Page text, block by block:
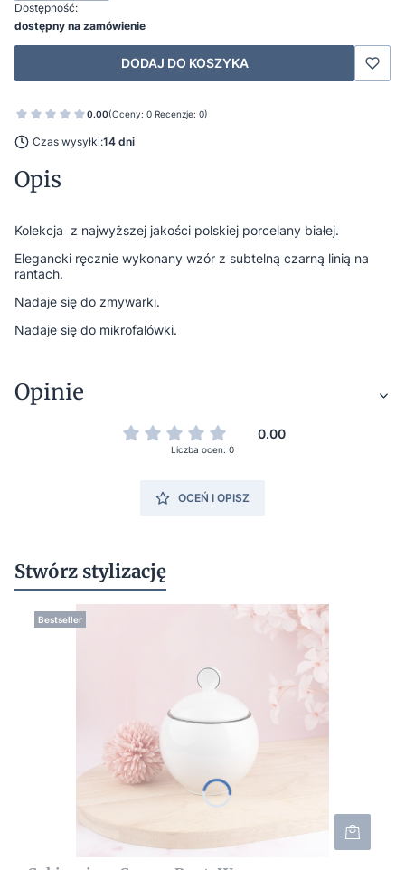
Dostępność:
dostępny na zamówienie
DODAJ DO KOSZYKA
0.00(Oceny: 0 Recenzje: 0)
Czas wysyłki:14 dni
Opis
Kolekcja z najwyższej jakości polskiej porcelany białej.
Elegancki ręcznie wykonany wzór z subtelną czarną linią na
rantach.
Nadaje się do zmywarki.
Nadaje się do mikrofalówki.
Opinie
0.00
Liczba ocen: 0
OCEŃ I OPISZ
Stwórz stylizację
Bestseller